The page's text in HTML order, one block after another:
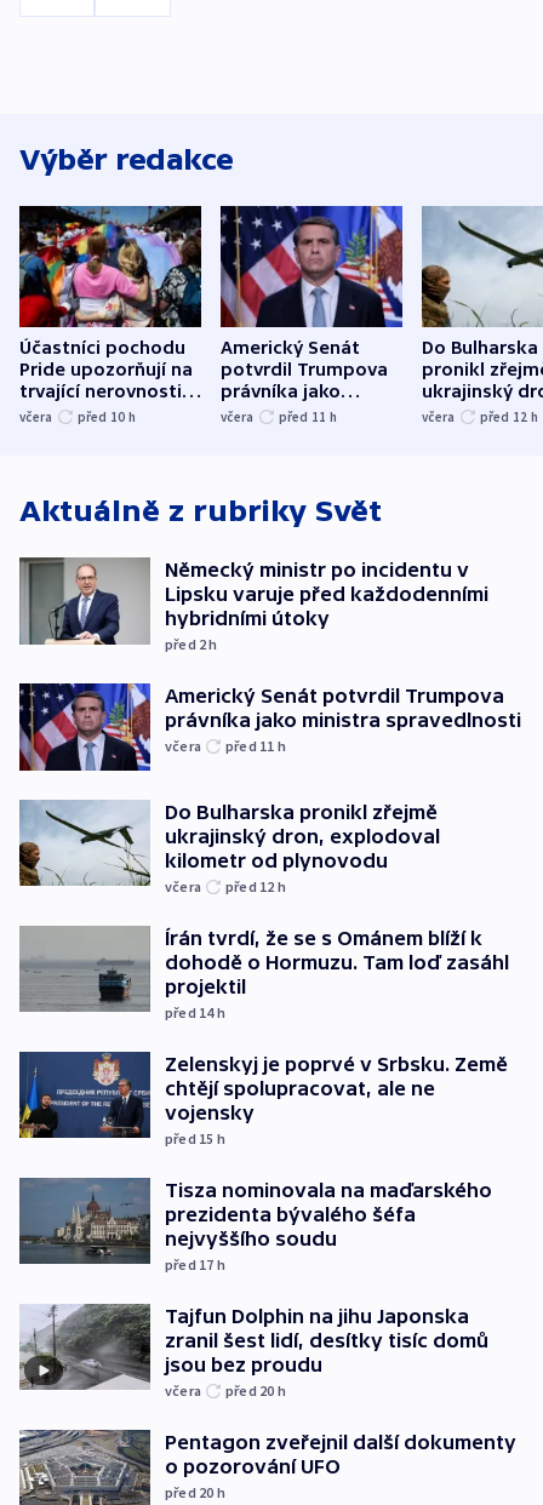
Výběr redakce
Účastníci pochodu
Pride upozorňují na
trvající nerovnosti i
společenskou
včera před 10 h
Americký Senát
potvrdil Trumpova
právníka jako
ministra
včera před 11 h
Do Bulharska
pronikl
ukrajinský
explodoval
včera před 12 h
Aktuálně z rubriky Svět
Německý ministr po incidentu v
Lipsku varuje před každodenními
hybridními útoky
před 2h
Americký Senát potvrdil Trumpova
právníka jako ministra spravedlnosti
včera před 11 h
Do Bulharska pronikl zřejmě
ukrajinský dron, explodoval
kilometr od plynovodu
včera před 12 h
Írán tvrdí, že se s Ománem blíží k
dohodě o Hormuzu. Tam loď zasáhl
projektil
před 14h
Zelenskyj je poprvé v Srbsku. Země
chtějí spolupracovat, ale ne
vojensky
před 15 h
Tisza nominovala na maďarského
prezidenta bývalého šéfa
nejvyššího soudu
před 17 h
Tajfun Dolphin na jihu Japonska
zranil šest lidí, desítky tisíc domů
jsou bez proudu
včera před 20 h
Pentagon zveřejnil další dokumenty
o pozorování UFO
před 20 h